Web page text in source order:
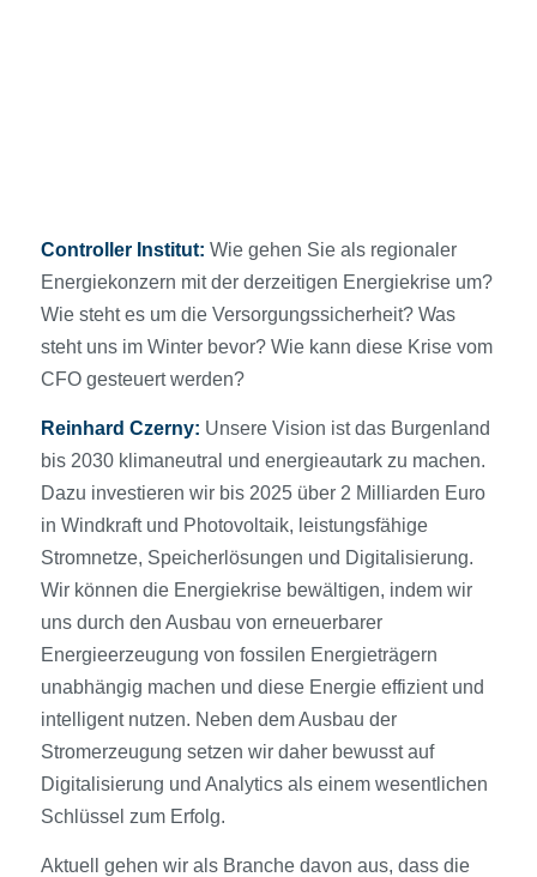
Controller Institut: Wie gehen Sie als regionaler
Energiekonzern mit der derzeitigen Energiekrise um?
Wie steht es um die Versorgungssicherheit? Was
steht uns im Winter bevor? Wie kann diese Krise vom
CFO gesteuert werden?
Reinhard Czerny: Unsere Vision ist das Burgenland
bis 2030 klimaneutral und energieautark zu machen.
Dazu investieren wir bis 2025 über 2 Milliarden Euro
in Windkraft und Photovoltaik, leistungsfähige
Stromnetze, Speicherlösungen und Digitalisierung.
Wir können die Energiekrise bewältigen, indem wir
uns durch den Ausbau von erneuerbarer
Energieerzeugung von fossilen Energieträgern
unabhängig machen und diese Energie effizient und
intelligent nutzen. Neben dem Ausbau der
Stromerzeugung setzen wir daher bewusst auf
Digitalisierung und Analytics als einem wesentlichen
Schlüssel zum Erfolg.
Aktuell gehen wir als Branche davon aus, dass die